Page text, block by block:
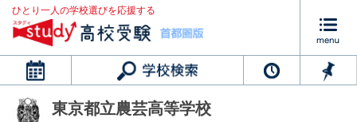
ひとり一人の学校選びを応援する
カレンダー
東京都立農芸高等学校